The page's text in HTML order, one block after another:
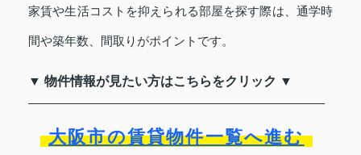
家賃や生活コストを抑えられる部屋を探す際は、通学時
間や築年数、間取りがポイントです。
▼ 物件情報が見たい方はこちらをクリック ▼
大阪市の賃貸物件一覧へ進む